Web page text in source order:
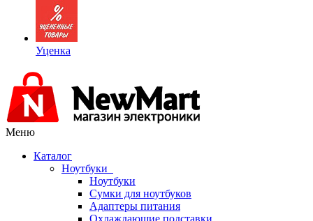
Уценка
Меню
Каталог
Ноутбуки
Ноутбуки
Сумки для ноутбуков
Адаптеры питания
Охлаждающие подставки